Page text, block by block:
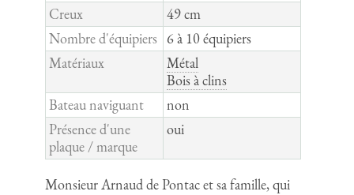
Creux
49 cm
Nombre d'équipiers
6 à 10 équipiers
Matériaux
Métal
Bois à clins
Bateau naviguant
non
Présence d'une
plaque / marque
oui
Monsieur Arnaud de Pontac et sa famille, qui